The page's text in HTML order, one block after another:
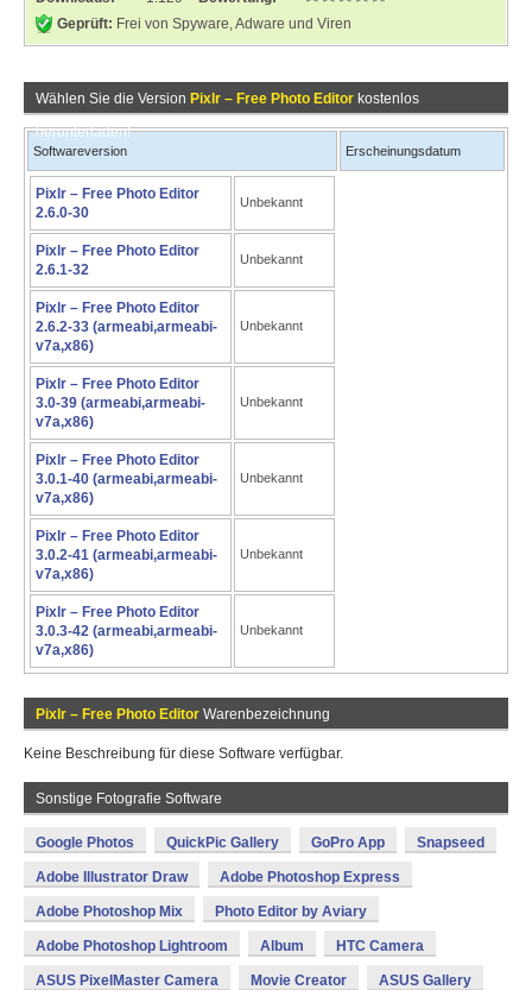
Geprüft: Frei von Spyware, Adware und Viren
Wählen Sie die Version Pixlr – Free Photo Editor kostenlos
herunterladen!
Softwareversion Erscheinungsdatum
Pixlr – Free Photo Editor
2.6.0-30
Unbekannt
Pixlr – Free Photo Editor
2.6.1-32
Unbekannt
Pixlr – Free Photo Editor
2.6.2-33 (armeabi,armeabi-
v7a,x86)
Unbekannt
Pixlr – Free Photo Editor
3.0-39 (armeabi,armeabi-
v7a,x86)
Unbekannt
Pixlr – Free Photo Editor
3.0.1-40 (armeabi,armeabi-
v7a,x86)
Unbekannt
Pixlr – Free Photo Editor
3.0.2-41 (armeabi,armeabi-
v7a,x86)
Unbekannt
Pixlr – Free Photo Editor
3.0.3-42 (armeabi,armeabi-
v7a,x86)
Unbekannt
Pixlr – Free Photo Editor Warenbezeichnung
Keine Beschreibung für diese Software verfügbar.
Sonstige Fotografie Software
Google Photos QuickPic Gallery GoPro App Snapseed
Adobe Illustrator Draw Adobe Photoshop Express
Adobe Photoshop Mix Photo Editor by Aviary
Adobe Photoshop Lightroom Album HTC Camera
ASUS PixelMaster Camera Movie Creator ASUS Gallery